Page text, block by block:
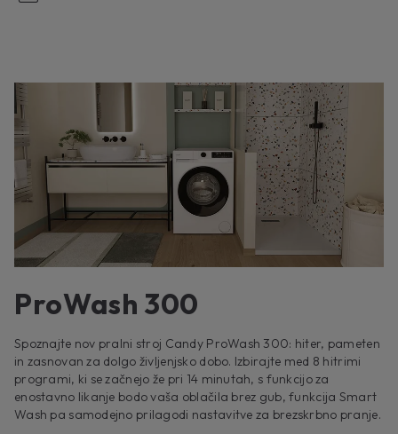
ProWash 300
Spoznajte nov pralni stroj Candy ProWash 300: hiter, pameten
in zasnovan za dolgo življenjsko dobo. Izbirajte med 8 hitrimi
programi, ki se začnejo že pri 14 minutah, s funkcijo za
enostavno likanje bodo vaša oblačila brez gub, funkcija Smart
Wash pa samodejno prilagodi nastavitve za brezskrbno pranje.